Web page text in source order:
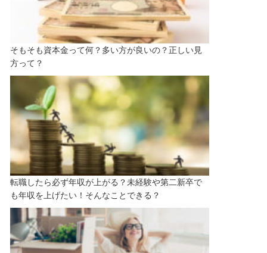
そもそも資本金って何？多い方が良いの？正しい見
方って？
転職したら必ず年収が上がる？未経験や第二新卒で
も年収を上げたい！そんなことできる？